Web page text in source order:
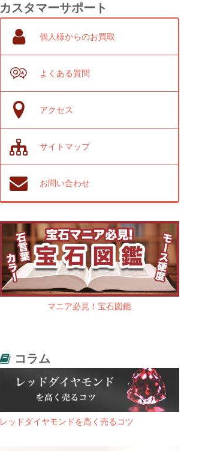
カスタマーサポート
個人様からのお買取
よくある質問
アクセス
サイトマップ
お問い合わせ
マニア必見！宝石図鑑
コラム
レッドダイヤモンドを高く売るコツ